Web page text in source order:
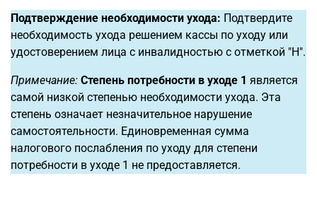
Подтверждение необходимости ухода: Подтвердите
необходимость ухода решением кассы по уходу или
удостоверением лица с инвалидностью с отметкой "H".
Примечание: Степень потребности в уходе 1 является
самой низкой степенью необходимости ухода. Эта
степень означает незначительное нарушение
самостоятельности. Единовременная сумма
налогового послабления по уходу для степени
потребности в уходе 1 не предоставляется.